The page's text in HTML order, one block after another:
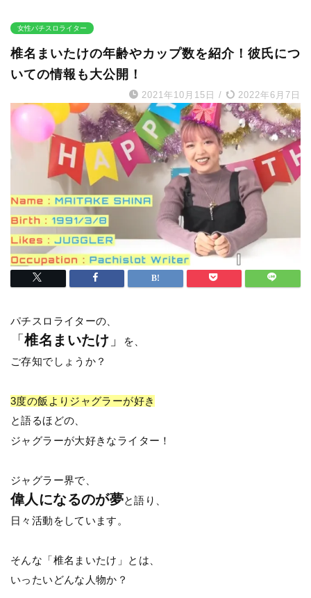
女性パチスロライター
椎名まいたけの年齢やカップ数を紹介！彼氏につ
いての情報も大公開！
2021年10月15日 / 2022年6月7日
パチスロライターの、
「椎名まいたけ 」
を、
ご存知でしょうか？
3度の飯よりジャグラーが好き
と語るほどの、
ジャグラーが大好きなライター！
ジャグラー界で、
偉人になるのが夢と語り、
日々活動をしています。
そんな「椎名まいたけ」とは、
いったいどんな人物か？